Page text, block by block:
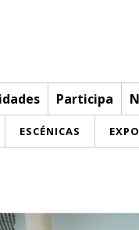
Participa
ESCÉNICAS